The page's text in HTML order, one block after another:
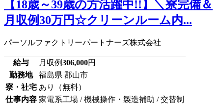
【18歳～39歳の方活躍中!!】＼寮完備＆
月収例30万円☆クリーンルーム内...
パーソルファクトリーパートナーズ株式会社
給与 月収例306,000円
勤務地
福島県 郡山市
寮・社宅 あり（無料）
仕事内容 家電系工場 / 機械操作・製造補助 / 交替制